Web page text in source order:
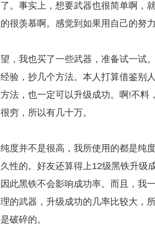
。事实上，想要武器也很简单啊，
很羡慕啊。感觉到如果用自己的努
我也买了一些武器，准备试一试
验，抄几个方法。本人打算借鉴别
法，也一定可以升级成功。啊!不
穷，所以有几十万。
并不是很高，我所使用的都是纯
性的。好友还算得上12级黑铁升级
此黑铁不会影响成功率。而且，我
的武器，升级成功的几率比较大，
破碎的。